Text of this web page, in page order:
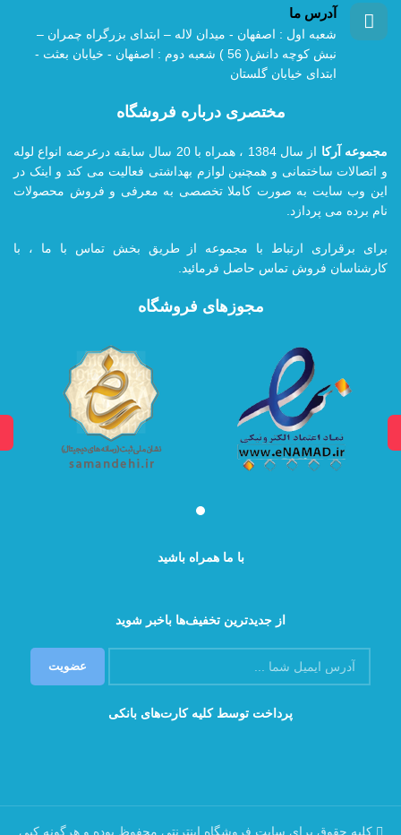
آدرس ما
شعبه اول : اصفهان - میدان لاله – ابتدای بزرگراه چمران –
نبش کوچه دانش( 56 ) شعبه دوم : اصفهان - خیابان بعثت -
ابتدای خیابان گلستان
مختصری درباره فروشگاه
مجموعه آرکا از سال 1384 ، همراه با 20
سال سابقه درعرضه انواع لوله
و اتصالات ساختمانی و همچنین لوازم بهداشتی فعالیت می کند و اینک در
این وب سایت به صورت کاملا تخصصی به معرفی و فروش محصولات
نام برده می پردازد.
برای برقراری ارتباط با مجموعه از طریق بخش تماس با ما ، با
کارشناسان فروش تماس حاصل فرمائید.
مجوزهای فروشگاه
با ما همراه باشید
از جدیدترین تخفیف‌ها باخبر شوید
پرداخت توسط کلیه کارت‌های بانکی
کلیه حقوق برای سایت فروشگاه اینترنتی محفوظ بوده و هرگونه کپی